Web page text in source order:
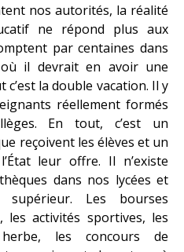
nos autorités, la réalité
ne répond plus aux
par centaines dans
il devrait en avoir une
la double vacation. Il y
réellement formés
En tout, c’est un
reçoivent les élèves et un
leur offre. Il n’existe
dans nos lycées et
Les bourses
les activités sportives, les
les concours de